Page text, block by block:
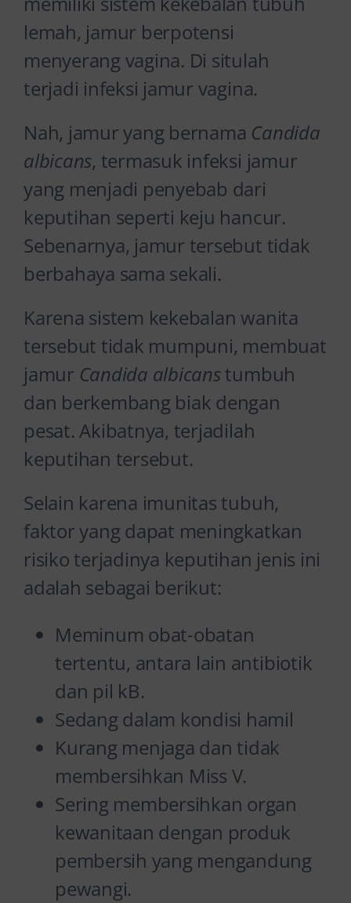
lemah, jamur berpotensi
menyerang vagina. Di situlah
terjadi infeksi jamur vagina.
Nah, jamur yang bernama Candida
albicans, termasuk infeksi jamur
yang menjadi penyebab dari
keputihan seperti keju hancur.
Sebenarnya, jamur tersebut tidak
berbahaya sama sekali.
Karena sistem kekebalan wanita
tersebut tidak mumpuni, membuat
jamur Candida albicanstumbuh
dan berkembang biak dengan
pesat. Akibatnya, terjadilah
keputihan tersebut.
Selain karena imunitas tubuh,
faktor yang dapat meningkatkan
risiko terjadinya keputihan jenis ini
adalah sebagai berikut:
Meminum obat-obatan
tertentu, antara lain antibiotik
dan pil kB.
Sedang dalam kondisi hamil
Kurang menjaga dan tidak
membersihkan Miss V.
Sering membersihkan organ
kewanitaan dengan produk
pembersih yang mengandung
pewangi.